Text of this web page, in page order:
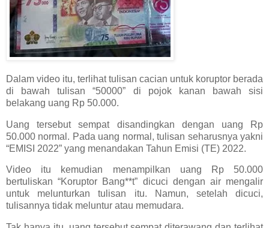
Dalam video itu, terlihat tulisan cacian untuk koruptor berada
di bawah tulisan “50000” di pojok kanan bawah sisi
belakang uang Rp 50.000.
Uang tersebut sempat disandingkan dengan uang Rp
50.000 normal. Pada uang normal, tulisan seharusnya yakni
“EMISI 2022” yang menandakan Tahun Emisi (TE) 2022.
Video itu kemudian menampilkan uang Rp 50.000
bertuliskan “Koruptor Bang**t” dicuci dengan air mengalir
untuk melunturkan tulisan itu. Namun, setelah dicuci,
tulisannya tidak meluntur atau memudara.